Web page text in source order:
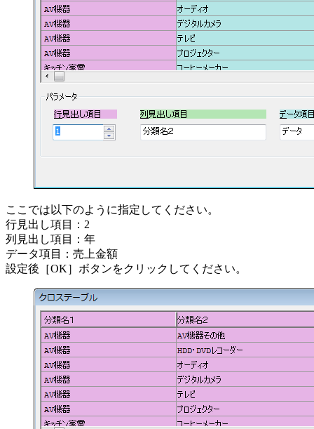
ここでは以下のように指定してください。
行見出し項目：2
列見出し項目：年
データ項目：売上金額
設定後［OK］ボタンをクリックしてください。